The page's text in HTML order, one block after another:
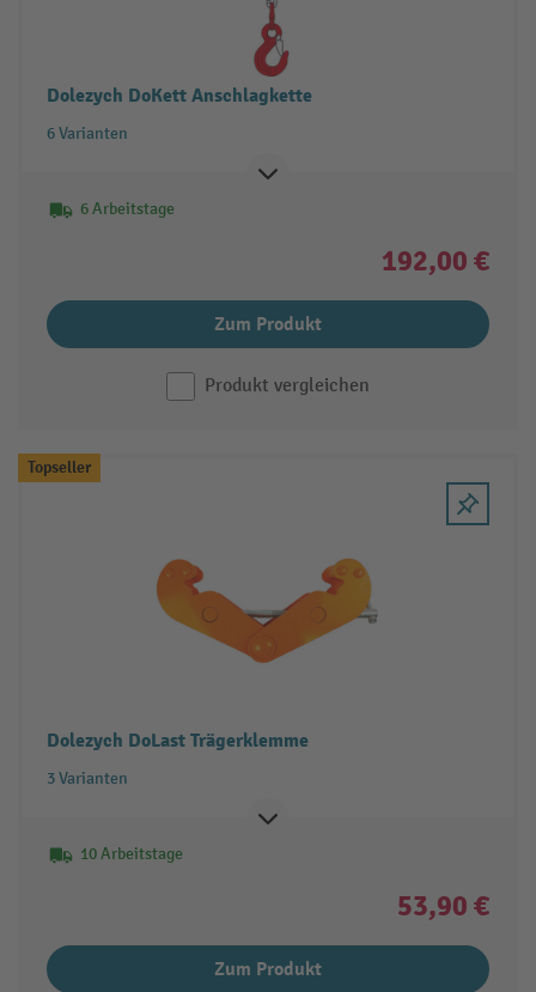
Dolezych DoKett Anschlagkette
6 Varianten
6 Arbeitstage
192,00 €
Zum Produkt
Produkt vergleichen
Topseller
Dolezych DoLast Trägerklemme
3 Varianten
10 Arbeitstage
53,90 €
Zum Produkt